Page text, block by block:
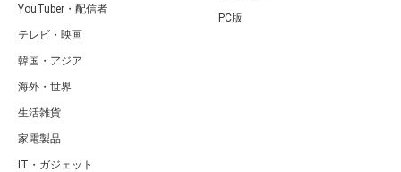
YouTuber・配信者
テレビ・映画
韓国・アジア
海外・世界
生活雑貨
家電製品
IT・ガジェット
PC版